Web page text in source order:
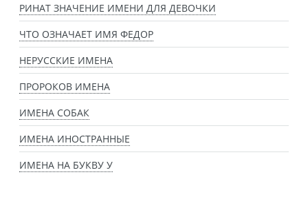
РИНАТ ЗНАЧЕНИЕ ИМЕНИ ДЛЯ ДЕВОЧКИ
ЧТО ОЗНАЧАЕТ ИМЯ ФЕДОР
НЕРУССКИЕ ИМЕНА
ПРОРОКОВ ИМЕНА
ИМЕНА СОБАК
ИМЕНА ИНОСТРАННЫЕ
ИМЕНА НА БУКВУ У